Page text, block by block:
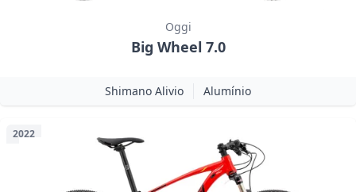
Oggi
Big Wheel 7.0
Shimano Alivio Alumínio
2022